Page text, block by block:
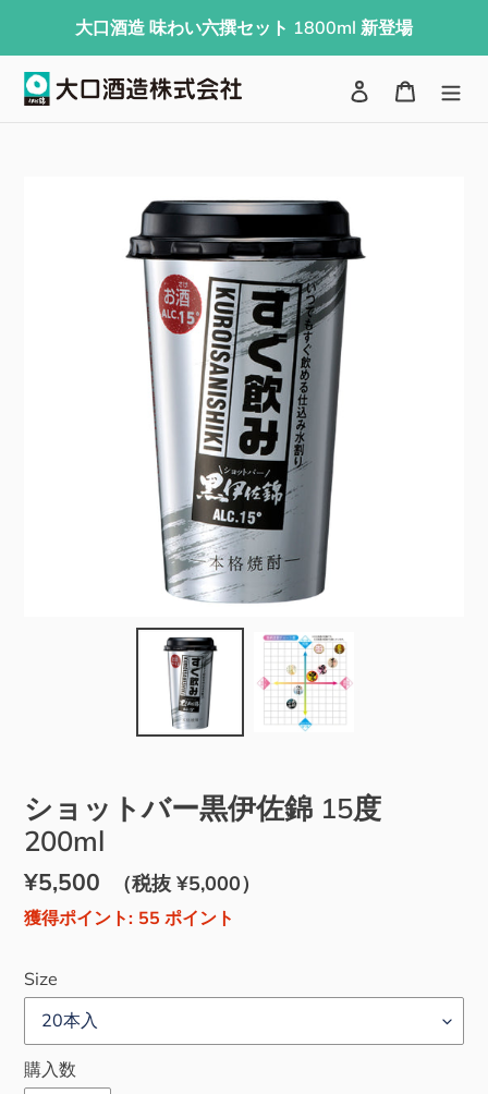
大口酒造 味わい六撰セット 1800ml 新登場
検索 ログイン
カート
ショットバー黒伊佐錦 15度
200ml
通
常
格
¥5,500
販
売
（税抜 ¥5,000）
獲得ポイント: 55 ポイント
Size
購入数